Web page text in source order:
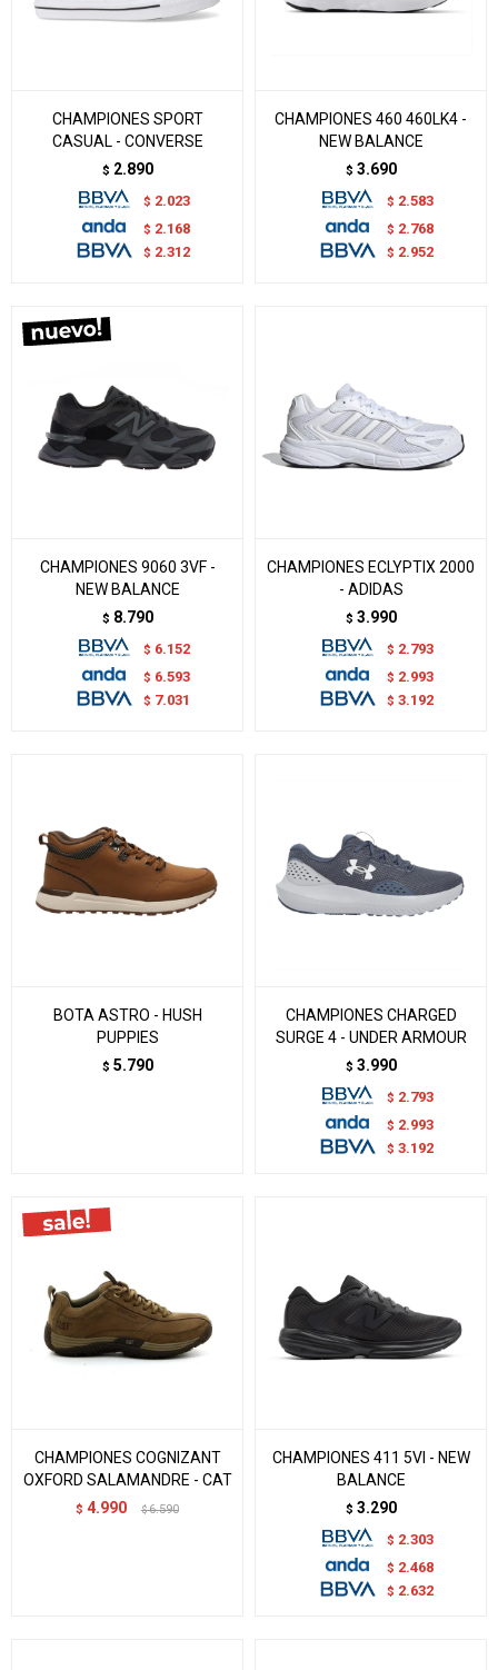
CHAMPIONES SPORT
CASUAL - CONVERSE
$ 2.890
$ 2.023
$ 2.168
$ 2.312
CHAMPIONES 460 460LK4 -
NEW BALANCE
$ 3.690
$ 2.583
$ 2.768
$ 2.952
CHAMPIONES 9060 3VF -
NEW BALANCE
$ 8.790
$ 6.152
$ 6.593
$ 7.031
CHAMPIONES ECLYPTIX 2000
- ADIDAS
$ 3.990
$ 2.793
$ 2.993
$ 3.192
BOTA ASTRO - HUSH
PUPPIES
$ 5.790
CHAMPIONES CHARGED
SURGE 4 - UNDER ARMOUR
$ 3.990
$ 2.793
$ 2.993
$ 3.192
CHAMPIONES COGNIZANT
OXFORD SALAMANDRE - CAT
$ 4.990 $ 6.590
CHAMPIONES 411 5VI - NEW
BALANCE
$ 3.290
$ 2.303
$ 2.468
$ 2.632